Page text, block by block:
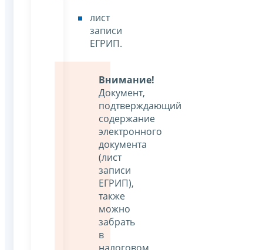
лист
записи
ЕГРИП.
Внимание!
Документ,
подтверждающий
содержание
электронного
документа
(лист
записи
ЕГРИП),
также
можно
забрать
в